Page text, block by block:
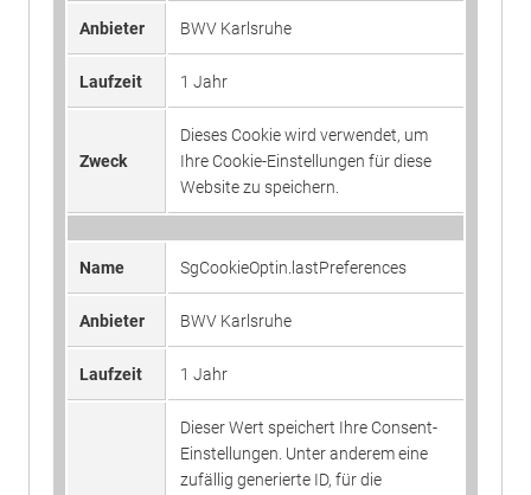
Laufzeit 1 Jahr
Dieser Wert speichert Ihre Consent-
Einstellungen. Unter anderem eine
zufällig generierte ID, für die
historische Speicherung Ihrer
vorgenommen Einstellungen, falls
eingestellt hat.
Sitzungsende
Name _ga_#
Google Analytics
2 Jahre
Benutzer eine Website besucht hat,
letzten Besuch. Von Google Analytics
verwendet.
_gid
Google Analytics
Anbieter BWV Karlsruhe
Laufzeit 1 Jahr
Zweck
Dieses Cookie wird verwendet, um
Ihre Cookie-Einstellungen für diese
Website zu speichern.
Name SgCookieOptin.lastPreferences
Anbieter BWV Karlsruhe
Laufzeit 1 Jahr
Dieser Wert speichert Ihre Consent-
Einstellungen. Unter anderem eine
zufällig generierte ID, für die